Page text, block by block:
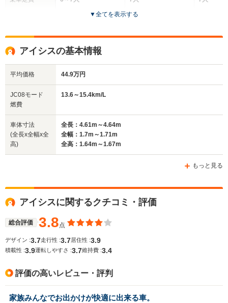
サイズ
(全長x全幅x全高)
WLTCモード
燃費
全高
1.59m～1.6m
全幅
1.7m～1.76m
5ドア
▼全てを表示する
アイシスの基本情報
平均価格 44.9万円
JC08モード
燃費
13.6～15.4km/L
車体寸法
(全長x全幅x全
高)
全長：4.61m～4.64m
全幅：1.7m～1.71m
全高：1.64m～1.67m
もっと見る
アイシスに関するクチコミ・評価
総合評価 3.8点
デザイン :3.7走行性 :3.7居住性 :3.9
積載性 :3.9運転しやすさ :3.7維持費 :3.4
評価の高いレビュー・評判
家族みんなでお出かけが快適に出来る車。